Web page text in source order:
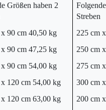
Größen haben 2
90 cm 40,50 kg
90 cm 47,25 kg
90 cm 54,00 kg
120 cm 54,00 kg
120 cm 63,00 kg
Streben
225 cm
250 cm
275 cm
300 cm
200 cm